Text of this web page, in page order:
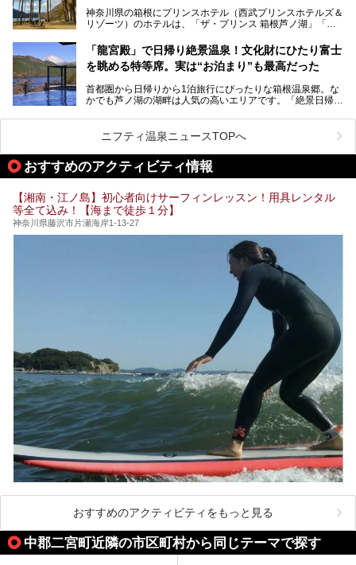
神奈川県には、サウナや岩盤浴、一日中遊べるエンタメ施設
など、“非日常”を味わえるスーパー銭湯が数多く揃っていま
う」という人も多いはず。
そこで今回は、神奈川県内の人気施設26選を「安さ」「岩
業」「駅近」など、目的別に厳選して紹介します。
今の気分にぴったりの施設を見つけて、最高のリフレッシュ
神奈川県の箱根にプリンスホテル（西武プリンスホテルズ＆
リゾーツ）のホテルは、「ザ・プリンス 箱根芦ノ湖」「芦
「箱根仙石原プリンスホテル」と4軒あり、今回ご紹介する
「ザ・プリンス 箱根芦ノ湖」は、その中でもフラッグシッ
プ（旗艦）に位置づけられる特別なホテルです。
昭和の日本を代表する建築家の一人、村野藤吾が芦ノ湖の畔
に建てた桃源郷のようなホテルがここ。自家源泉の温泉や、
提供元：株式会社西武・プリンスホテルズワールドワイド
【PR】
この記事はザ・プリンス 箱根芦ノ湖のPR記事です。
「龍宮殿」で日帰り絶景温泉！文化財にひたり富士
を眺める特等席。実は“お泊まり”も最高だった
首都圏から日帰りから1泊旅行にぴったりな箱根温泉郷。な
かでも芦ノ湖の湖畔は人気の高いエリアです。「絶景日帰り
が楽しめるまさに眺望自慢の日帰り温泉。
そしてここは全24室の「箱根 芦ノ湖畔蛸川温泉 龍宮殿」と
して宿泊もできます。宿泊者は「龍宮殿本館」の営業時間に
加えて、朝6時からの宿泊者専用時間帯にも「龍宮殿本館」
のお風呂が利用できます。
今回は日帰り温泉としての「絶景日帰り温泉 龍宮殿本館
（以下、龍宮殿本館）」と、旅館としての「箱根 芦ノ湖畔
蛸川温泉 龍宮殿（以下、龍宮殿）」の両方の魅力をたっぷ
りお伝えします！
ここは箱根神社、九頭龍神社、白龍神社、箱根元宮と箱根の
4つの神社に囲まれたパワースポットです。
提供元：株式会社西武・プリンスホテルズワールドワイド
この記事は箱根 芦ノ湖畔蛸川温泉 龍宮殿のPR記事です。
ニフティ温泉ニュースTOPへ
おすすめのアクティビティ情報
【湘南・江ノ島】初心者向けサーフィンレッスン！用具レンタル
等全て込み！【海まで徒歩１分】
神奈川県藤沢市片瀬海岸1-13-27
おすすめのアクティビティをもっと見る
中郡二宮町近隣の市区町村から同じテーマで探す